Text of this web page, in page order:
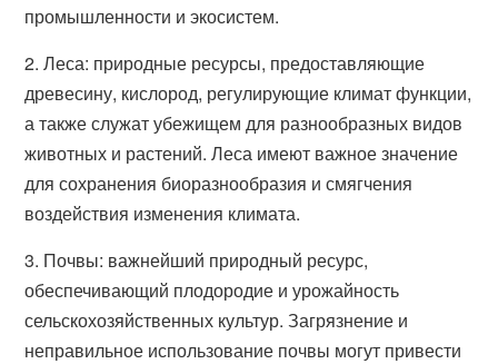
промышленности и экосистем.
2. Леса: природные ресурсы, предоставляющие
древесину, кислород, регулирующие климат функции,
а также служат убежищем для разнообразных видов
животных и растений. Леса имеют важное значение
для сохранения биоразнообразия и смягчения
воздействия изменения климата.
3. Почвы: важнейший природный ресурс,
обеспечивающий плодородие и урожайность
сельскохозяйственных культур. Загрязнение и
неправильное использование почвы могут привести